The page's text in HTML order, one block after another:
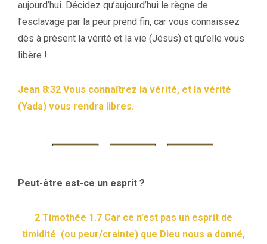
aujourd’hui. Décidez qu’aujourd’hui le règne de
l’esclavage par la peur prend fin, car vous connaissez
dès à présent la vérité et la vie (Jésus) et qu’elle vous
libère !
Jean 8:32 Vous connaîtrez la vérité, et la vérité
(Yada) vous rendra libres.
Peut-être est-ce un esprit ?
2 Timothée 1.7 Car ce n’est pas un esprit de
timidité (ou peur/crainte) que Dieu nous a donné,